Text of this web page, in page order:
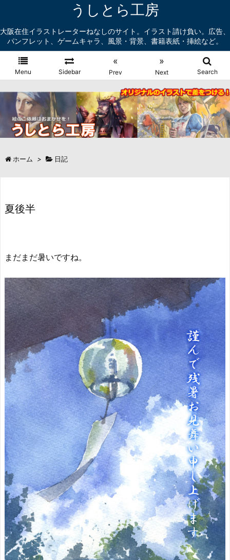
うしとら工房
大阪在住イラストレーターねなしのサイト。イラスト請け負い。広告、
パンフレット、ゲームキャラ、風景・背景、書籍表紙・挿絵など。
Menu Sidebar
«
Prev
»
Next Search
ホーム > 日記
夏後半
まだまだ暑いですね。